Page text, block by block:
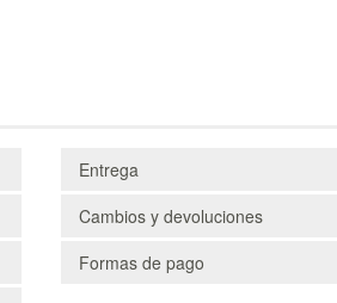
Entrega
Cambios y devoluciones
Formas de pago